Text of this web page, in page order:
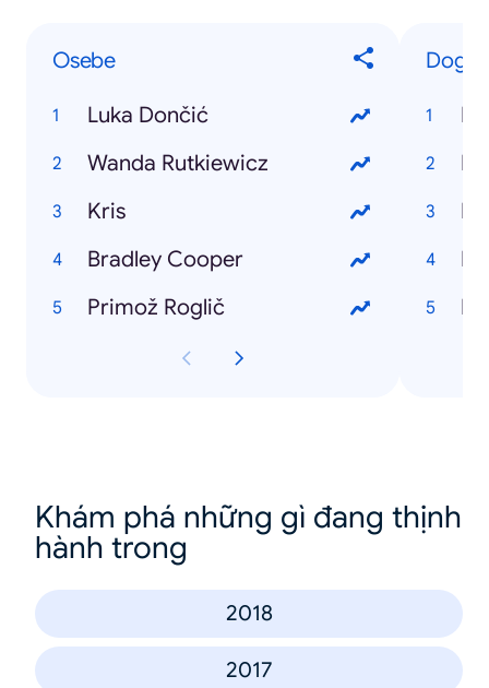
Osebe
Luka Dončić
Wanda Rutkiewicz
Kris
Bradley Cooper
Primož Roglič
Khám phá những gì đang thịnh
hành trong
2018
2017